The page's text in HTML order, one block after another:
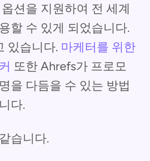
션을 지원하여 전 세계
할 수 있게 되었습니다.
있습니다. 마케터를 위한
또한 Ahrefs가 프로모
을 다듬을 수 있는 방법
다.
습니다.